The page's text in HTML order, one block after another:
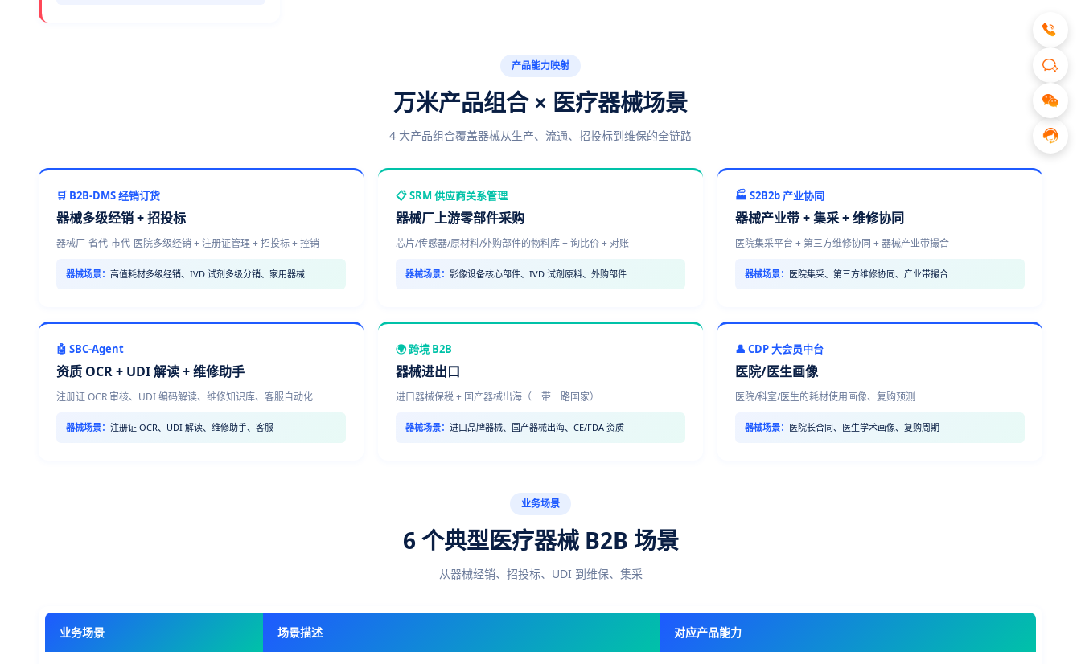
产品能力映射
万米产品组合 × 医疗器械场景
4 大产品组合覆盖器械从生产、流通、招投标到维保的全链路
🛒 B2B-DMS 经销订货
器械多级经销 + 招投标
器械厂-省代-市代-医院多级经销 + 注册证管理 + 招投标 + 控销
器械场景： 高值耗材多级经销、IVD 试剂多级分销、家用器械
📋 SRM 供应商关系管理
器械厂上游零部件采购
芯片/传感器/原材料/外购部件的物料库 + 询比价 + 对账
器械场景： 影像设备核心部件、IVD 试剂原料、外购部件
🏭 S2B2b 产业协同
器械产业带 + 集采 + 维修协同
医院集采平台 + 第三方维修协同 + 器械产业带撮合
器械场景： 医院集采、第三方维修协同、产业带撮合
🤖 SBC-Agent
资质 OCR + UDI 解读 + 维修助手
注册证 OCR 审核、UDI 编码解读、维修知识库、客服自动化
器械场景： 注册证 OCR、UDI 解读、维修助手、客服
🌍 跨境 B2B
器械进出口
进口器械保税 + 国产器械出海（一带一路国家）
器械场景： 进口品牌器械、国产器械出海、CE/FDA 资质
👤 CDP 大会员中台
医院/医生画像
医院/科室/医生的耗材使用画像、复购预测
器械场景： 医院长合同、医生学术画像、复购周期
业务场景
6 个典型医疗器械 B2B 场景
从器械经销、招投标、UDI 到维保、集采
业务场景 场景描述 对应产品能力